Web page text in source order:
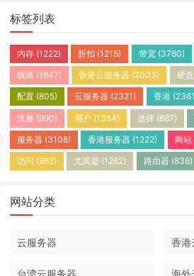
标签列表
内存 (1222) 折扣 (1215) 带宽(3760)
线路 (1647) 香港云服务器 (2003) 硬盘
配置 (805) 云服务器 (2321) 香港
流量 (990) 用户 (1384) 选择 (887)
服务器 (3108) 香港服务器 (1222) 网站
访问 (962) 尤其是 (1262) 路由器 (836)
网站分类
云服务器 香港
台湾云服务器 海外